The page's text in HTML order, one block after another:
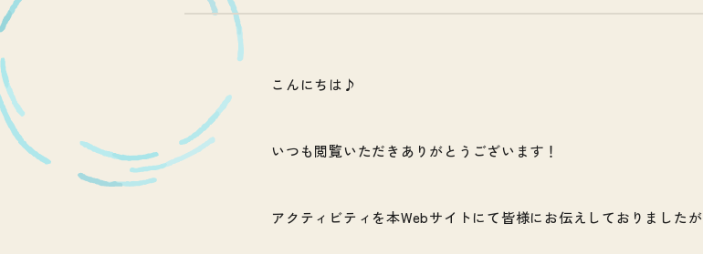
こんにちは♪
いつも閲覧いただきありがとうございます！
アクティビティを本Webサイトにて皆様にお伝えしておりましたが